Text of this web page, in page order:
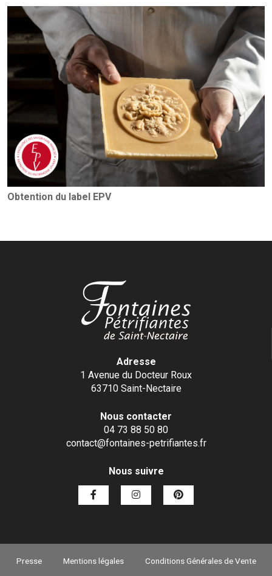
Obtention du label EPV
Adresse
1 Avenue du Docteur Roux
63710 Saint-Nectaire
Nous contacter
04 73 88 50 80
contact@fontaines-petrifiantes.fr
Nous suivre
Presse Mentions légales Conditions Générales de Vente